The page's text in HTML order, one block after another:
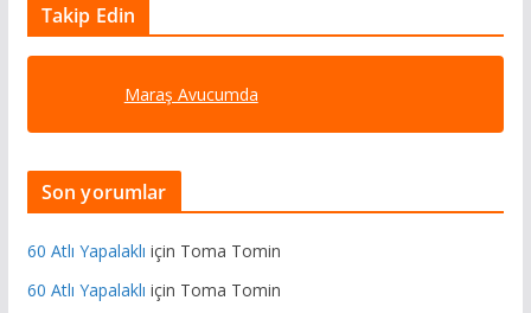
Takip Edin
Maraş Avucumda
Son yorumlar
60 Atlı Yapalaklı için Toma Tomin
60 Atlı Yapalaklı için Toma Tomin